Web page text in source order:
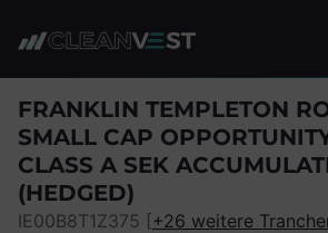
FRANKLIN TEMPLETON
SMALL CAP
CLASS A SEK
(HEDGED)
IE00B8T1Z375 [+26 weitere